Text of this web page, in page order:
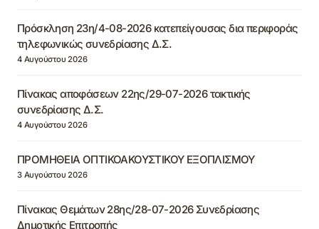
Πρόσκληση 23η/4-08-2026 κατεπείγουσας δια περιφοράς
τηλεφωνικώς συνεδρίασης Δ.Σ.
4 Αυγούστου 2026
Πίνακας αποφάσεων 22ης/29-07-2026 τακτικής
συνεδρίασης Δ.Σ.
4 Αυγούστου 2026
ΠΡΟΜΗΘΕΙΑ ΟΠΤΙΚΟΑΚΟΥΣΤΙΚΟΥ ΕΞΟΠΛΙΣΜΟΥ
3 Αυγούστου 2026
Πίνακας Θεμάτων 28ης/28-07-2026 Συνεδρίασης
Δημοτικής Επιτροπής